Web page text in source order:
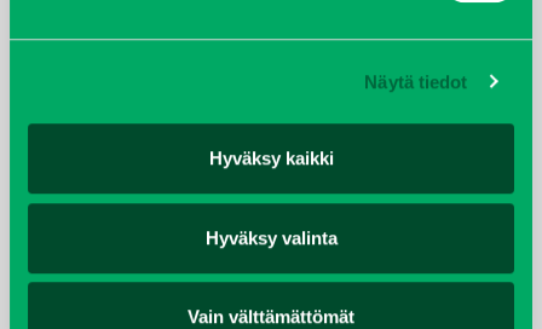
Näytä tiedot
Hyväksy kaikki
Hyväksy valinta
Vain välttämättömät
joulukuu 2019
tammikuu 2018